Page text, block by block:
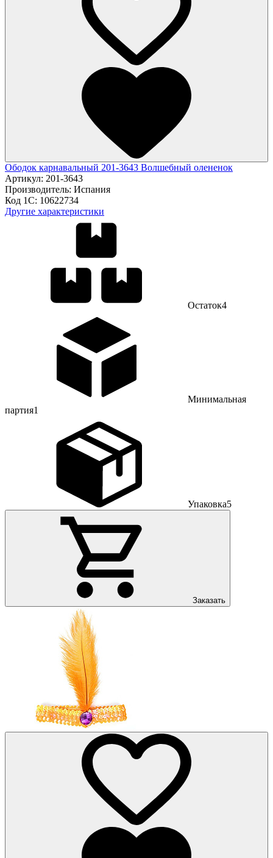
Ободок карнавальный 201-3643 Волшебный олененок
Артикул: 201-3643
Производитель: Испания
Код 1С: 10622734
Другие характеристики
Остаток4
Минимальная
партия1
Упаковка5
Заказать